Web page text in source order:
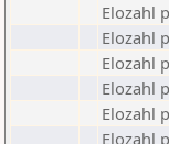
Elozahl
Elozahl
Elozahl
Elozahl
Elozahl
Elozahl